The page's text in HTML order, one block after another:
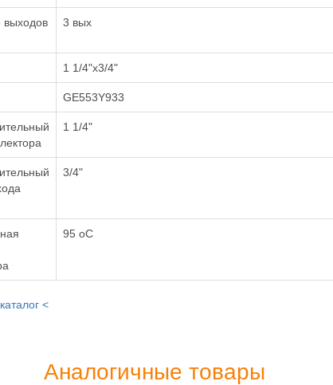
выходов
3 вых
1 1/4"x3/4"
GE553Y933
1 1/4"
3/4"
95 оС
<
Аналогичные товары